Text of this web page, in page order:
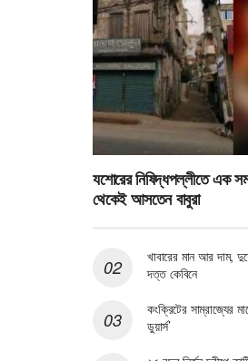
যশোরের নিষিদ্ধপল্লীতে এক
থেকেই আসতেন বাবুরা
খাবারের মান আর দাম,
দত্ত কেবিনে
কংক্রিটের সাম্রাজ্যের
ডুয়ার্স’